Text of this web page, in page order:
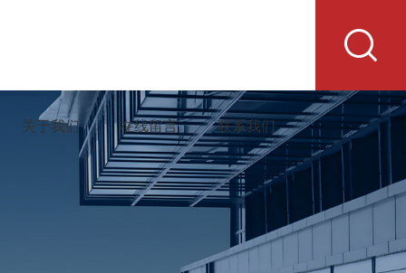
关于我们 在线留言 联系我们